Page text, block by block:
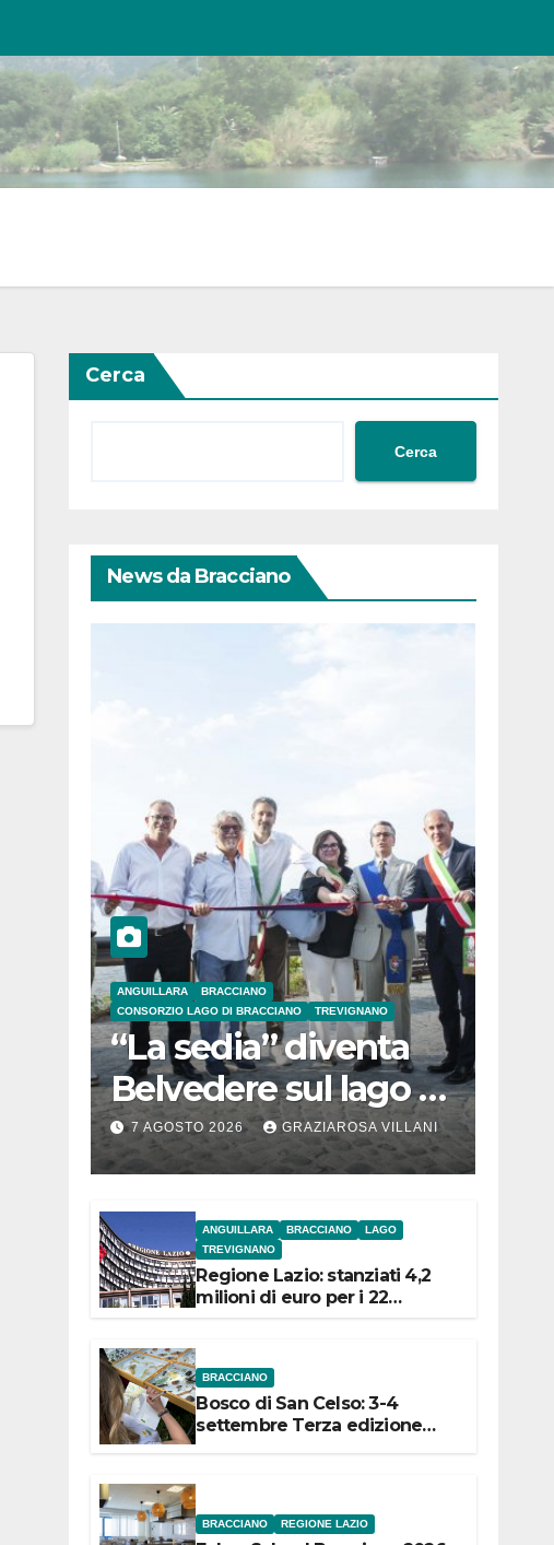
Cerca
Cerca
News da Bracciano
ANGUILLARA
BRACCIANO
CONSORZIO LAGO DI BRACCIANO
TREVIGNANO
“La sedia” diventa
Belvedere sul lago di
Bracciano: ieri
l’inaugurazione
7 AGOSTO 2026 GRAZIAROSA VILLANI
ANGUILLARA BRACCIANO
LAGO
TREVIGNANO
Regione Lazio: stanziati 4,2
milioni di euro per i 22
BRACCIANO
Bosco di San Celso: 3-4
settembre Terza edizione
BRACCIANO REGIONE LAZIO